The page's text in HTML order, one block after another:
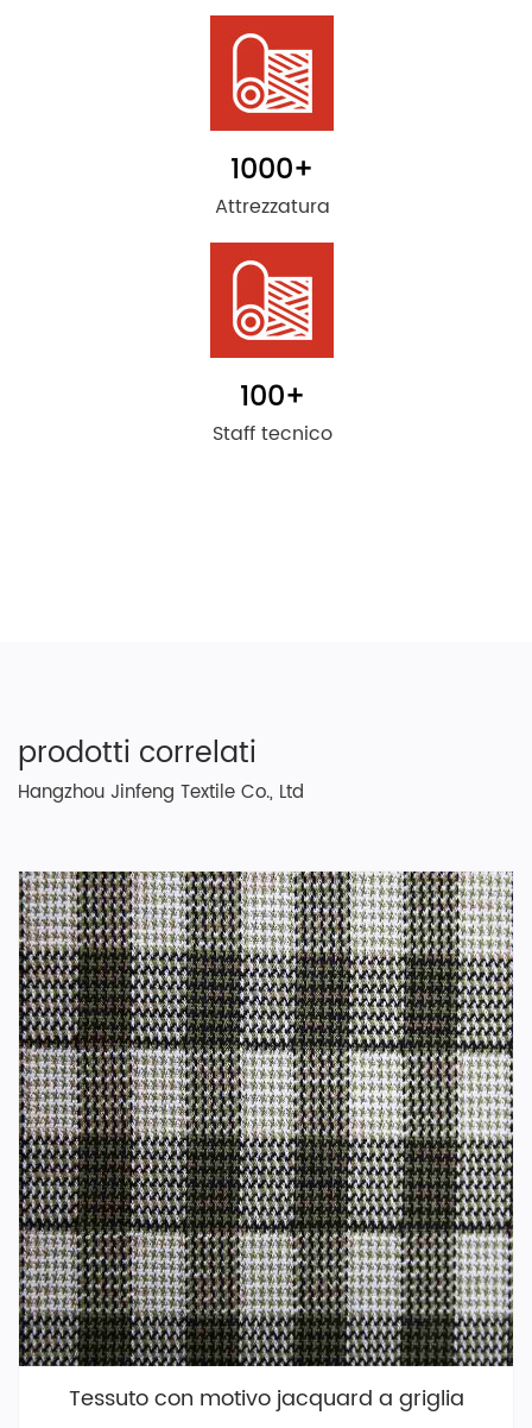
1000+
Attrezzatura
100+
Staff tecnico
prodotti correlati
Hangzhou Jinfeng Textile Co., Ltd
Tessuto con motivo jacquard a griglia